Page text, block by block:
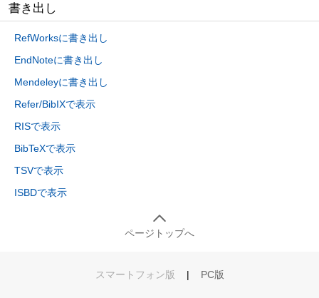
書き出し
RefWorksに書き出し
EndNoteに書き出し
Mendeleyに書き出し
Refer/BibIXで表示
RISで表示
BibTeXで表示
TSVで表示
ISBDで表示
ページトップへ
スマートフォン版 | PC版